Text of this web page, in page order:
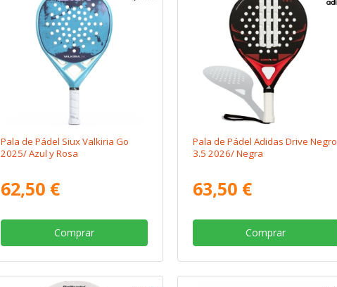
Pala de Pádel Siux Valkiria Go
2025/ Azul y Rosa
62,50 €
Comprar
Pala de Pádel Adidas Drive Negro
3.5 2026/ Negra
63,50 €
Comprar